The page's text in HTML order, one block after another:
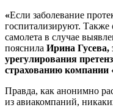
«Если заболевание
госпитализируют. Также
самолета в случае
пояснила Ирина Гусева,
урегулирования
страхованию компании
Правда, как анонимно
из авиакомпаний,